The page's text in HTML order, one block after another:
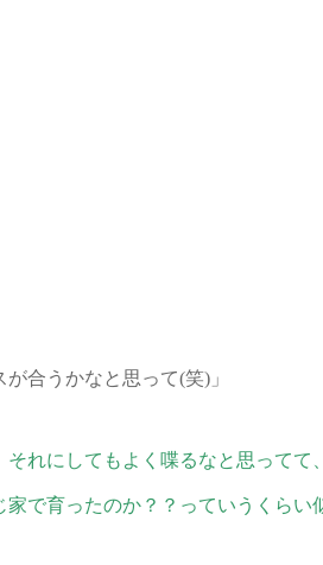
合うかなと思って(笑)」
れにしてもよく喋るなと思ってて
で育ったのか？？っていうくらい